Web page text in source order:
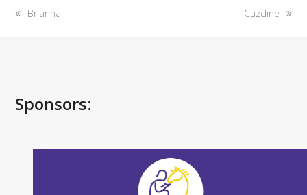
previous
Brianna
next
Cuzdine
Sponsors: